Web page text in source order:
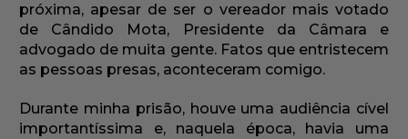
próxima, apesar de ser o vereador mais votado
de Cândido Mota, Presidente da Câmara e
advogado de muita gente. Fatos que entristecem
as pessoas presas, aconteceram comigo.
Durante minha prisão, houve uma audiência cível
importantíssima e, naquela época, havia uma